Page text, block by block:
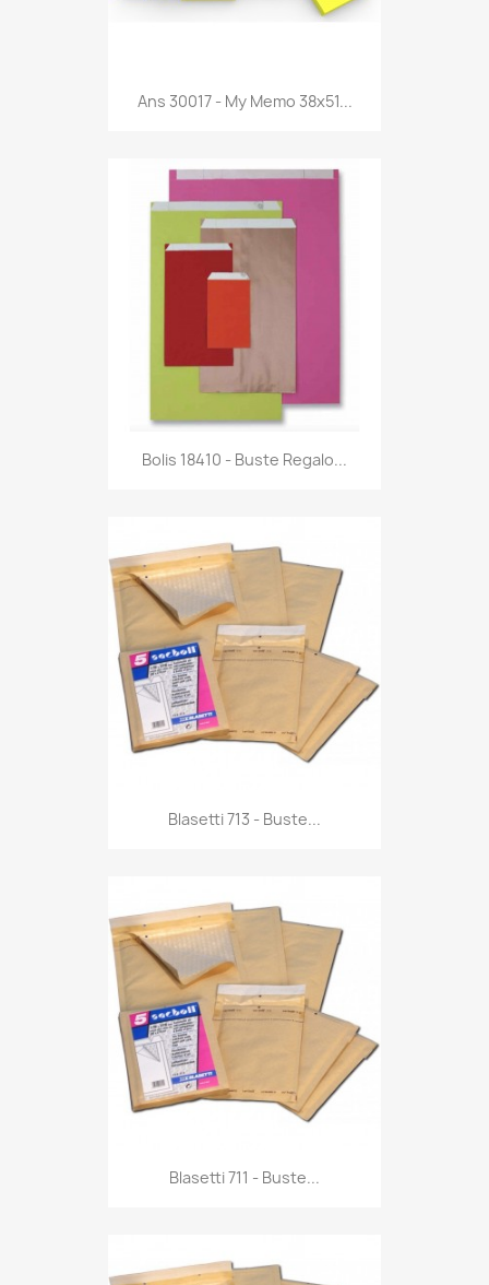
Anteprima
Ans 30017 - My Memo 38x51...
Anteprima
Bolis 18410 - Buste Regalo...
Anteprima
Blasetti 713 - Buste...
Anteprima
Blasetti 711 - Buste...